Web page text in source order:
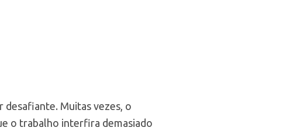
desafiante. Muitas vezes, o
o trabalho interfira demasiado